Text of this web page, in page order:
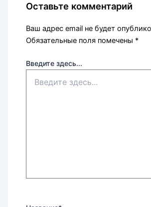
Оставьте комментарий
Ваш адрес email не будет
Обязательные поля помечены *
Введите здесь...